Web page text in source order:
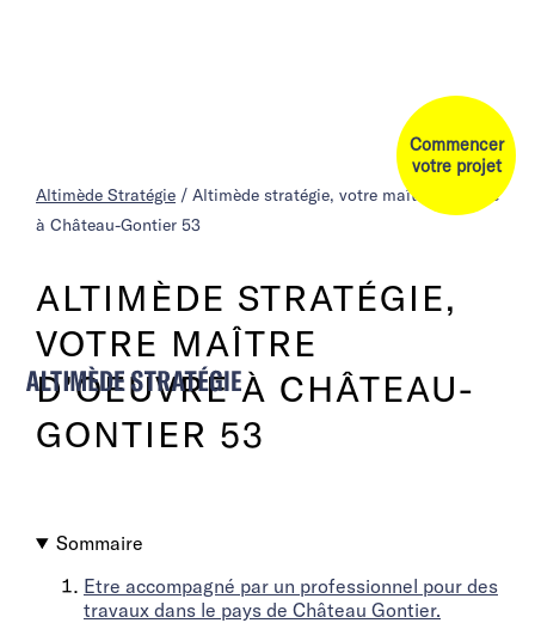
Commencer
votre projet
Altimède Stratégie / Altimède stratégie, votre maître d’oeuvre
à Château-Gontier 53
ALTIMÈDE STRATÉGIE,
VOTRE MAÎTRE
D’OEUVRE À CHÂTEAU-
GONTIER 53
Sommaire
Etre accompagné par un professionnel pour des
travaux dans le pays de Château Gontier.